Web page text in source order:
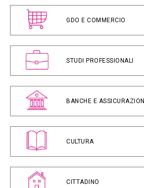
GDO E COMMERCIO
STUDI PROFESSIONALI
BANCHE E ASSICURAZIONI
CULTURA
CITTADINO